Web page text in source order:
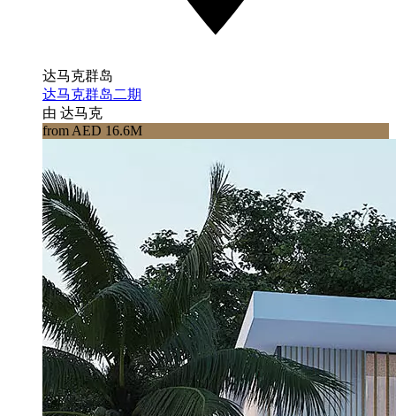
达马克群岛
达马克群岛二期
由 达马克
from AED 16.6M